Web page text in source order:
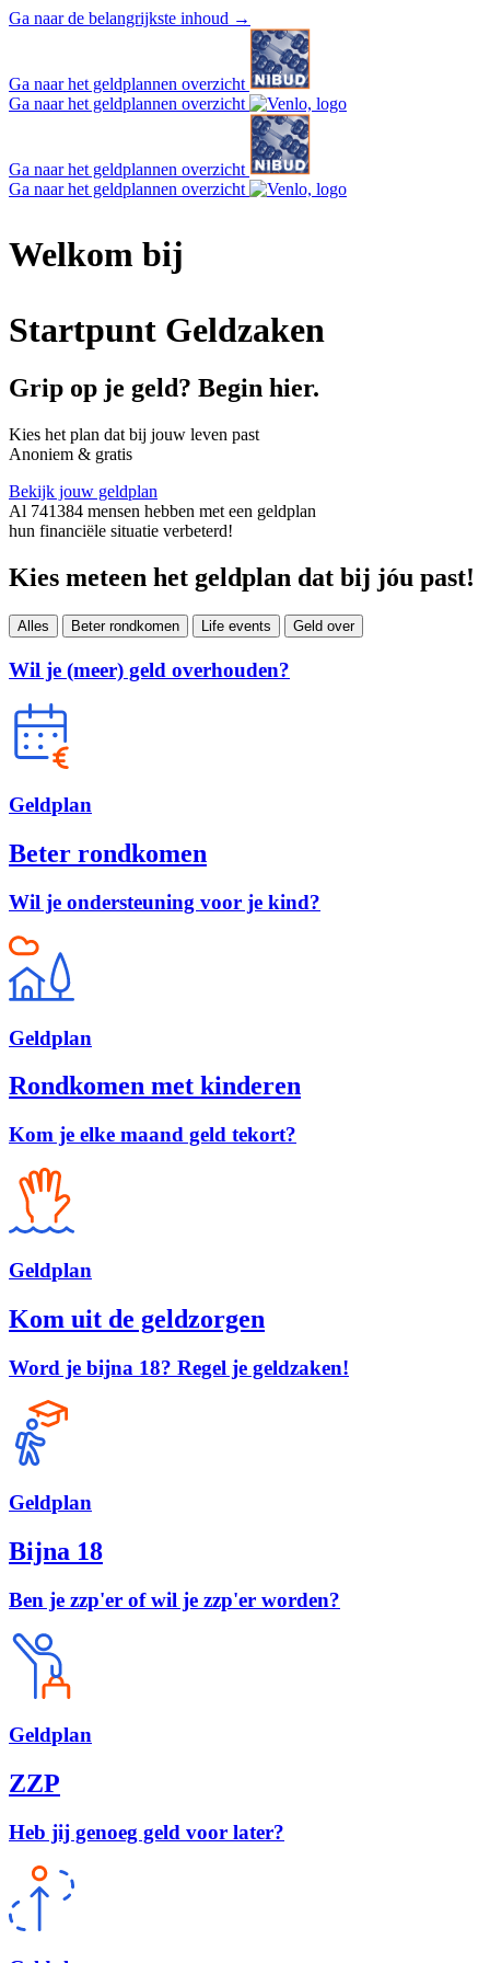
Ga naar de belangrijkste inhoud →
Ga naar het geldplannen overzicht
Ga naar het geldplannen overzicht
Ga naar het geldplannen overzicht
Ga naar het geldplannen overzicht
Welkom bij
Startpunt Geldzaken
Grip op je geld? Begin hier.
Kies het plan dat bij jouw leven past
Anoniem & gratis
Bekijk jouw geldplan
Al 741384 mensen hebben met een geldplan
hun financiële situatie verbeterd!
Kies meteen het geldplan dat bij jóu past!
Alles Beter rondkomen Life events Geld over
Wil je (meer) geld overhouden?
Geldplan
Beter rondkomen
Wil je ondersteuning voor je kind?
Geldplan
Rondkomen met kinderen
Kom je elke maand geld tekort?
Geldplan
Kom uit de geldzorgen
Word je bijna 18? Regel je geldzaken!
Geldplan
Bijna 18
Ben je zzp'er of wil je zzp'er worden?
Geldplan
ZZP
Heb jij genoeg geld voor later?